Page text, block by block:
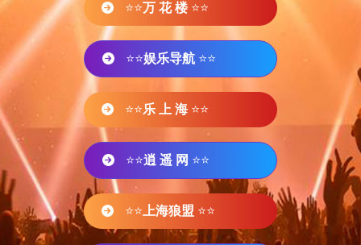
⭐⭐万 花 楼 ⭐⭐
⭐⭐娱乐导航 ⭐⭐
⭐⭐乐 上 海 ⭐⭐
⭐⭐逍 遥 网 ⭐⭐
⭐⭐ 上海狼盟 ⭐⭐